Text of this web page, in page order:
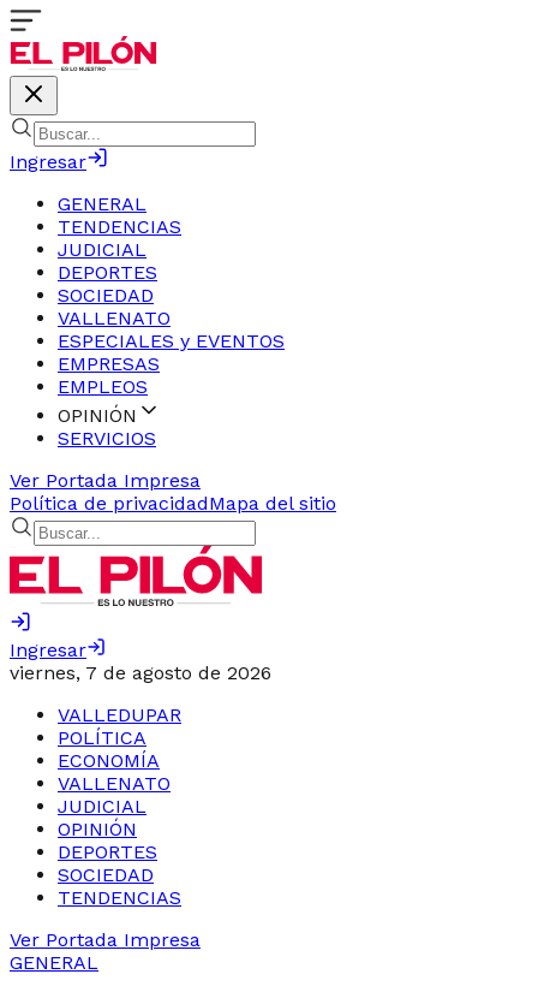
Ingresar
GENERAL
TENDENCIAS
JUDICIAL
DEPORTES
SOCIEDAD
VALLENATO
ESPECIALES y EVENTOS
EMPRESAS
EMPLEOS
OPINIÓN
SERVICIOS
Ver Portada Impresa
Política de privacidadMapa del sitio
Ingresar
viernes, 7 de agosto de 2026
VALLEDUPAR
POLÍTICA
ECONOMÍA
VALLENATO
JUDICIAL
OPINIÓN
DEPORTES
SOCIEDAD
TENDENCIAS
Ver Portada Impresa
GENERAL